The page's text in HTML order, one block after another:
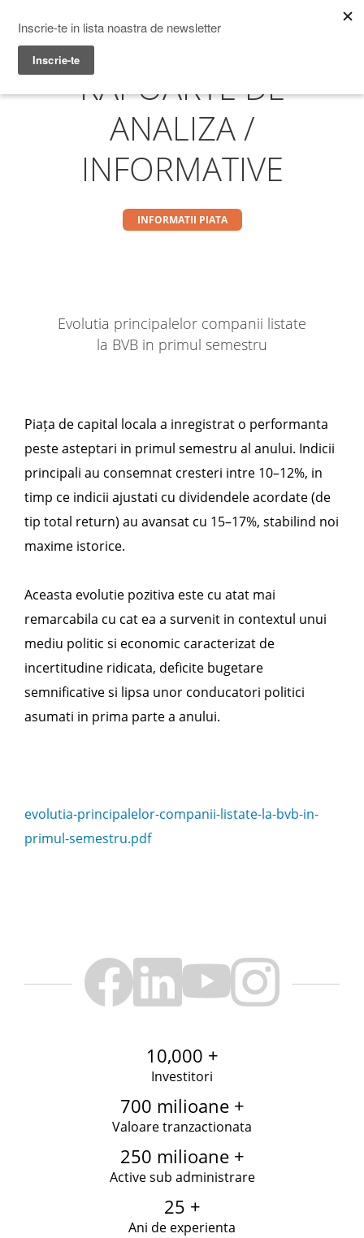
Menu
Prime Transaction
RAPOARTE DE
ANALIZA /
INFORMATIVE
INFORMATII PIATA
Evolutia principalelor companii listate
la BVB in primul semestru
Piața de capital locala a inregistrat o performanta
peste asteptari in primul semestru al anului. Indicii
principali au consemnat cresteri intre 10–12%, in
timp ce indicii ajustati cu dividendele acordate (de
tip total return) au avansat cu 15–17%, stabilind noi
maxime istorice.
Aceasta evolutie pozitiva este cu atat mai
remarcabila cu cat ea a survenit in contextul unui
mediu politic si economic caracterizat de
incertitudine ridicata, deficite bugetare
semnificative si lipsa unor conducatori politici
asumati in prima parte a anului.
evolutia-principalelor-companii-listate-la-bvb-in-
primul-semestru.pdf
10,000 +
Investitori
700 milioane +
Valoare tranzactionata
250 milioane +
Active sub administrare
25 +
Ani de experienta